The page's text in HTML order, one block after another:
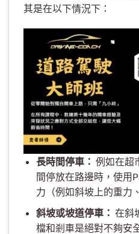
其是在以下情況下：
長時間停車： 例如在超
間停放在路邊時，使用
力（例如斜坡上的重力
斜坡或坡道停車： 在斜
檔和剎車是絕對不夠安